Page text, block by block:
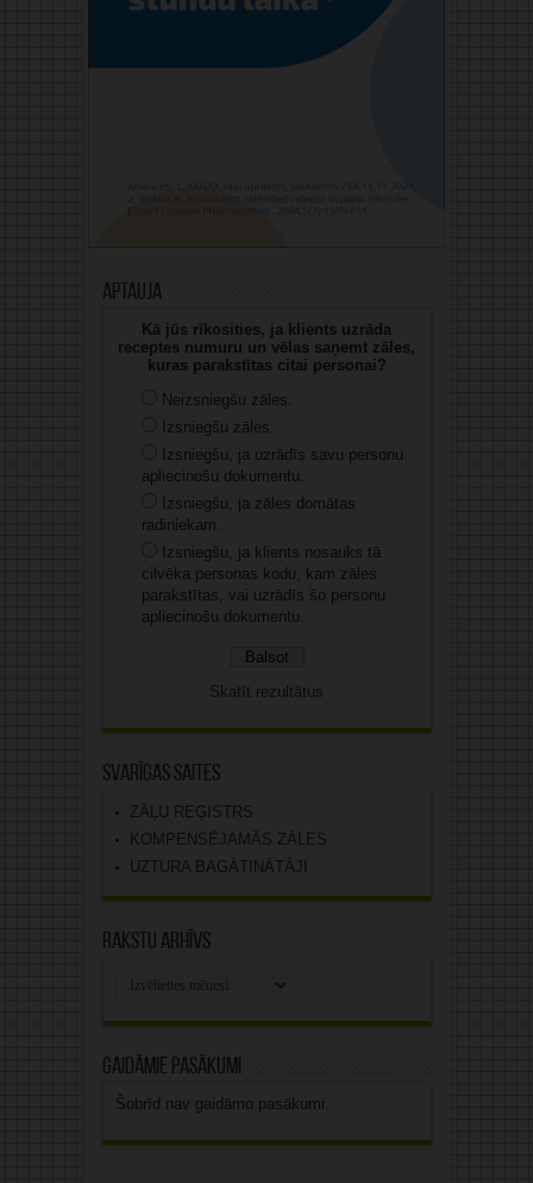
Aptauja
Kā jūs rīkosities, ja klients uzrāda
receptes numuru un vēlas saņemt zāles,
kuras parakstītas citai personai?
Neizsniegšu zāles.
Izsniegšu zāles.
Izsniegšu, ja uzrādīs savu personu
apliecinošu dokumentu.
Izsniegšu, ja zāles domātas
radiniekam.
Izsniegšu, ja klients nosauks tā
cilvēka personas kodu, kam zāles
parakstītas, vai uzrādīs šo personu
apliecinošu dokumentu.
Skatīt rezultātus
Svarīgas saites
ZĀĻU REĢISTRS
KOMPENSĒJAMĀS ZĀLES
UZTURA BAGĀTINĀTĀJI
Rakstu arhīvs
Gaidāmie pasākumi
Šobrīd nav gaidāmo pasākumi.